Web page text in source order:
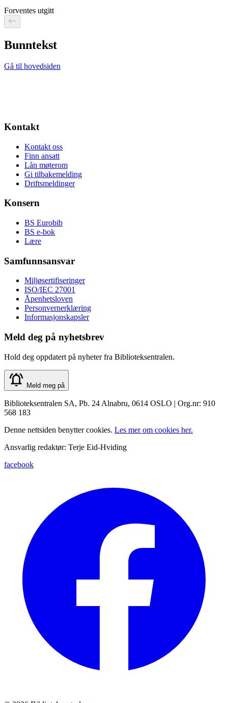
Forventes utgitt
Bunntekst
Gå til hovedsiden
Kontakt
Kontakt oss
Finn ansatt
Lån møterom
Gi tilbakemelding
Driftsmeldinger
Konsern
BS Eurobib
BS e-bok
Lære
Samfunnsansvar
Miljøsertifiseringer
ISO/IEC 27001
Åpenhetsloven
Personvernerklæring
Informasjonskapsler
Meld deg på nyhetsbrev
Hold deg oppdatert på nyheter fra Biblioteksentralen.
Meld meg på
Biblioteksentralen SA, Pb. 24 Alnabru, 0614 OSLO | Org.nr: 910
568 183
Denne nettsiden benytter cookies. Les mer om cookies her.
Ansvarlig redaktør: Terje Eid-Hviding
facebook